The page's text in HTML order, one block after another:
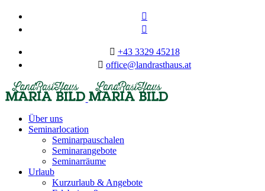
+43 3329 45218
office@landrasthaus.at
Über uns
Seminarlocation
Seminarpauschalen
Seminarangebote
Seminarräume
Urlaub
Kurzurlaub & Angebote